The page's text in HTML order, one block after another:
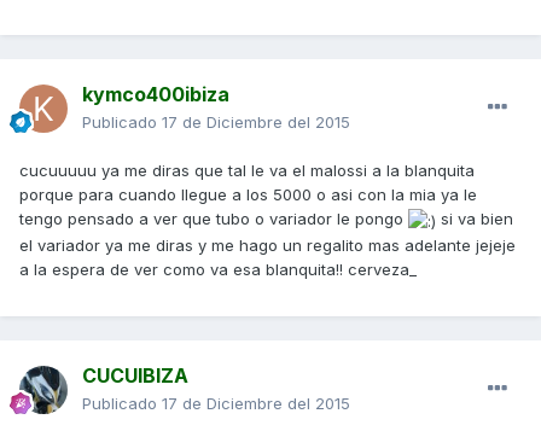
kymco400ibiza
Publicado 17 de Diciembre del 2015
cucuuuuu ya me diras que tal le va el malossi a la blanquita
porque para cuando llegue a los 5000 o asi con la mia ya le
tengo pensado a ver que tubo o variador le pongo
si va bien
el variador ya me diras y me hago un regalito mas adelante jejeje
a la espera de ver como va esa blanquita!! cerveza_
CUCUIBIZA
Publicado 17 de Diciembre del 2015